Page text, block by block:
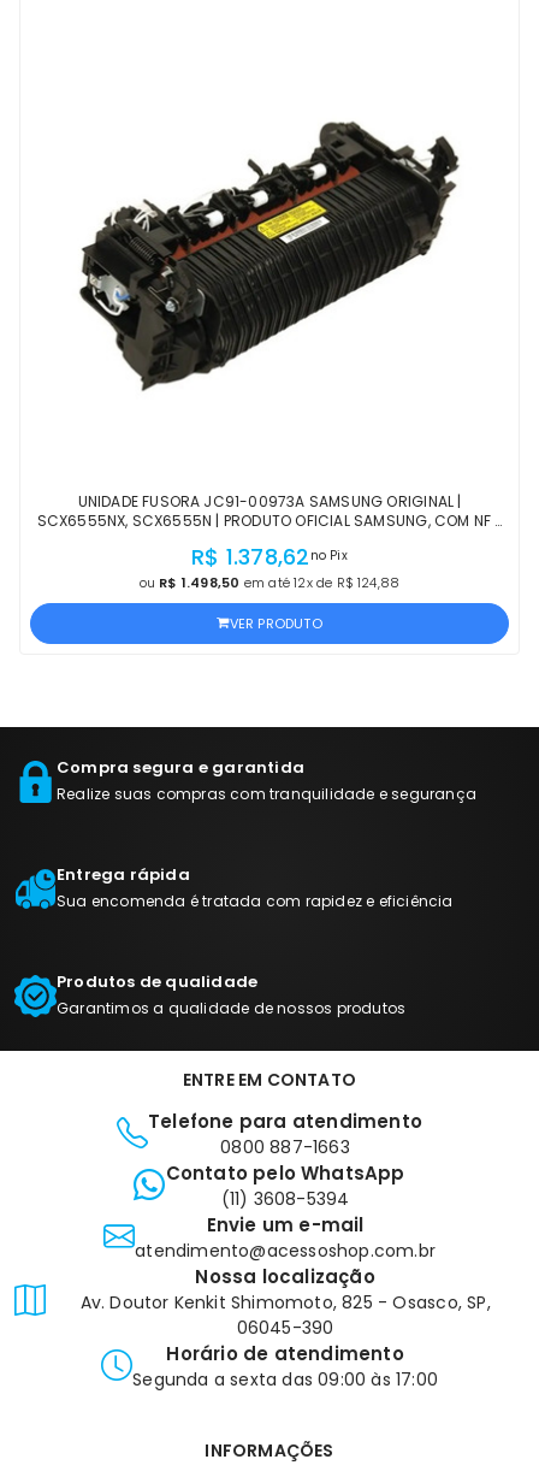
UNIDADE FUSORA JC91-00973A SAMSUNG ORIGINAL |
SCX6555NX, SCX6555N | PRODUTO OFICIAL SAMSUNG, COM NF E
R$ 1.378,62 no Pix
ou R$ 1.498,50 em até 12x de R$ 124,88
VER PRODUTO
Compra segura e garantida
Realize suas compras com tranquilidade e segurança
Entrega rápida
Sua encomenda é tratada com rapidez e eficiência
Produtos de qualidade
Garantimos a qualidade de nossos produtos
ENTRE EM CONTATO
Telefone para atendimento
0800 887-1663
Contato pelo WhatsApp
(11) 3608-5394
Envie um e-mail
atendimento@acessoshop.com.br
Nossa localização
Av. Doutor Kenkit Shimomoto, 825 - Osasco, SP,
06045-390
Horário de atendimento
Segunda a sexta das 09:00 às 17:00
INFORMAÇÕES